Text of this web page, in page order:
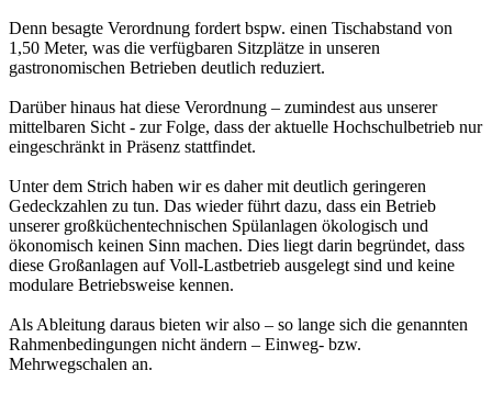
Denn besagte Verordnung fordert bspw. einen Tischabstand von
1,50 Meter, was die verfügbaren Sitzplätze in unseren
gastronomischen Betrieben deutlich reduziert.
Darüber hinaus hat diese Verordnung – zumindest aus unserer
mittelbaren Sicht - zur Folge, dass der aktuelle Hochschulbetrieb nur
eingeschränkt in Präsenz stattfindet.
Unter dem Strich haben wir es daher mit deutlich geringeren
Gedeckzahlen zu tun. Das wieder führt dazu, dass ein Betrieb
unserer großküchentechnischen Spülanlagen ökologisch und
ökonomisch keinen Sinn machen. Dies liegt darin begründet, dass
diese Großanlagen auf Voll-Lastbetrieb ausgelegt sind und keine
modulare Betriebsweise kennen.
Als Ableitung daraus bieten wir also – so lange sich die genannten
Rahmenbedingungen nicht ändern – Einweg- bzw.
Mehrwegschalen an.